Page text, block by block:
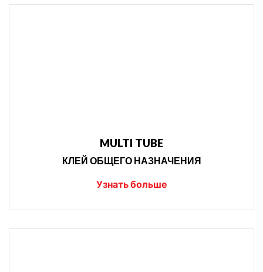
MULTI TUBE
КЛЕЙ ОБЩЕГО НАЗНАЧЕНИЯ
Узнать больше